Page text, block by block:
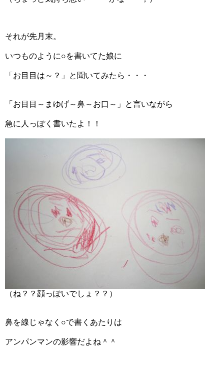
｜恥をかかないマナーNG・OKポイントま
とめ
「赤ちゃんの部屋」に100均ダイソー記事を
それが先月末。
いつものように○を書いてた娘に
「お目目は～？」と聞いてみたら・・・
「お目目～まゆげ～鼻～お口～」と言いながら
急に人っぽく書いたよ！！
（ね？？顔っぽいでしょ？？）
鼻を線じゃなく○で書くあたりは
アンパンマンの影響だよね＾＾